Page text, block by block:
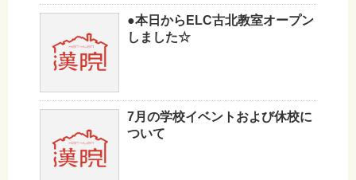
●本日からELC古北教室オープン
しました☆
7月の学校イベントおよび休校に
ついて